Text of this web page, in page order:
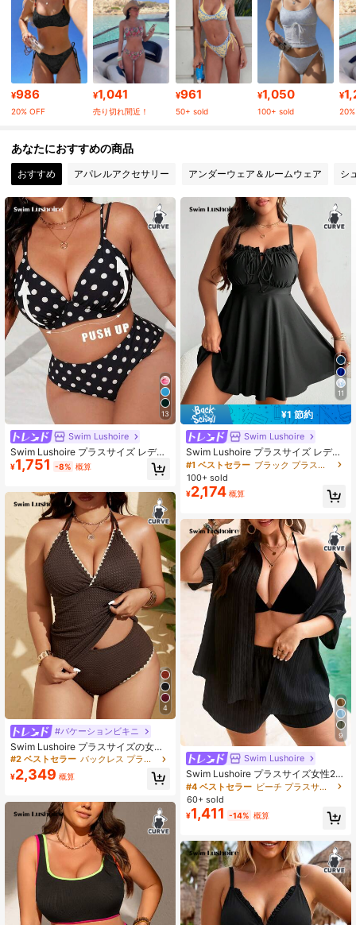
4.87 545K フォロワー
4.87 545K フォロワー
545K フォロワー
4.87 545K フォロワー
4.87 545K フォロワー
4.87 545K フォロワー
¥986
20% OFF
¥1,041
売り切れ間近！
¥961
50+ sold
¥1,050
100+ sold
¥
あなたにおすすめの商品
おすすめ アパレルアクセサリー アンダーウェア＆ルームウェア シ
13
Swim Lushoire
Swim Lushoire プラスサイズ レディ
ース 新作 無地 プッシュアップ アン
ダーワイヤー ビキニセット 2点セッ
ム 調節可能なショルダーストラップ
エレガント ファッション セクシー
カジュアル バケーションスタイル ビ
ーチ水着
¥1,751 -8% 概算
4
#バケーションビキニ
Swim Lushoire プラスサイズの女性
黒Vネック ダブルストラップVネック
腹部カバー スプリットトライアング
ル パンティー ベストタイプタンキニ
ン 水着セット
#2 ベストセラー バックレス プラスサイズのタンキニ
¥2,349 概算
11
¥1 節約
Swim Lushoire
Swim Lushoire プラスサイズ レディ
ースブラックリボンフリル水着ワン
ピース 夏用
#1 ベストセラー
ブラック プラスサイズのスイムドレス
100+ sold
¥2,174 概算
9
Swim Lushoire
Swim Lushoire プラスサイズ女性2点
セット ブラックショーツ&半袖シャ
ツ、カジュアル ホリデー ビーチカバ
ーアップ
#4 ベストセラー
ビーチ プラスサイズのカバーアップ
60+ sold
¥1,411 -14% 概算